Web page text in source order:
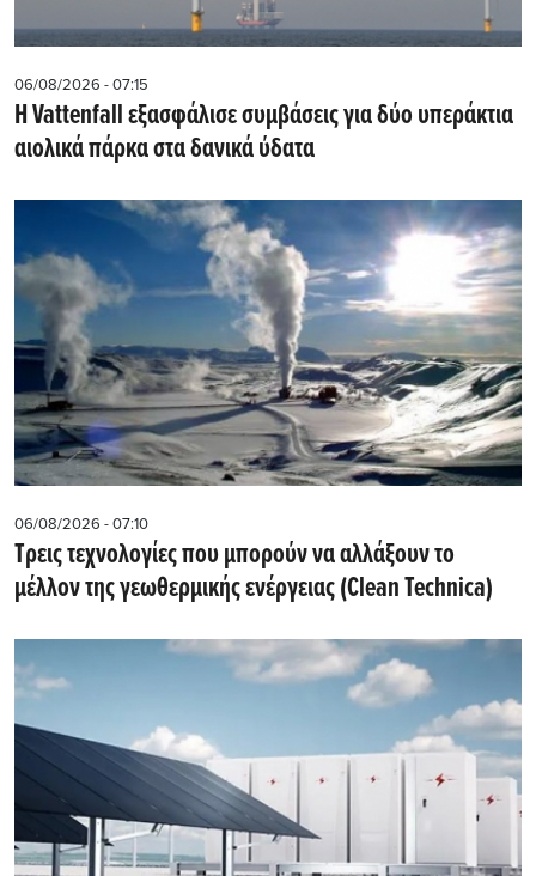
06/08/2026 - 07:15
Η Vattenfall εξασφάλισε συμβάσεις για δύο υπεράκτια
αιολικά πάρκα στα δανικά ύδατα
06/08/2026 - 07:10
Τρεις τεχνολογίες που μπορούν να αλλάξουν το
μέλλον της γεωθερμικής ενέργειας (Clean Technica)